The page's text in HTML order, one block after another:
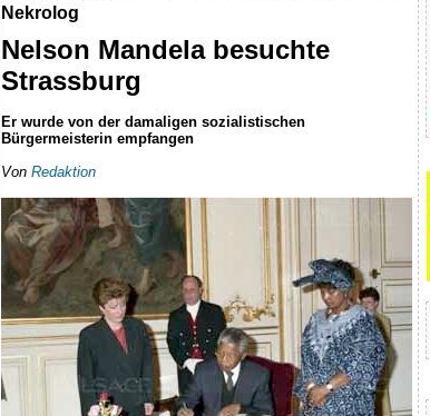
Nekrolog
Nelson Mandela besuchte
Strassburg
Er wurde von der damaligen sozialistischen
Bürgermeisterin empfangen
Von Redaktion